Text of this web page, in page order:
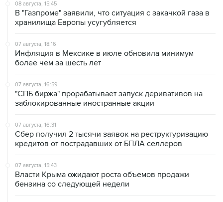
08 августа, 15:45
В "Газпроме" заявили, что ситуация с закачкой газа в
хранилища Европы усугубляется
07 августа, 18:16
Инфляция в Мексике в июле обновила минимум
более чем за шесть лет
07 августа, 16:59
"СПБ биржа" прорабатывает запуск деривативов на
заблокированные иностранные акции
07 августа, 16:31
Сбер получил 2 тысячи заявок на реструктуризацию
кредитов от пострадавших от БПЛА селлеров
07 августа, 15:43
Власти Крыма ожидают роста объемов продажи
бензина со следующей недели